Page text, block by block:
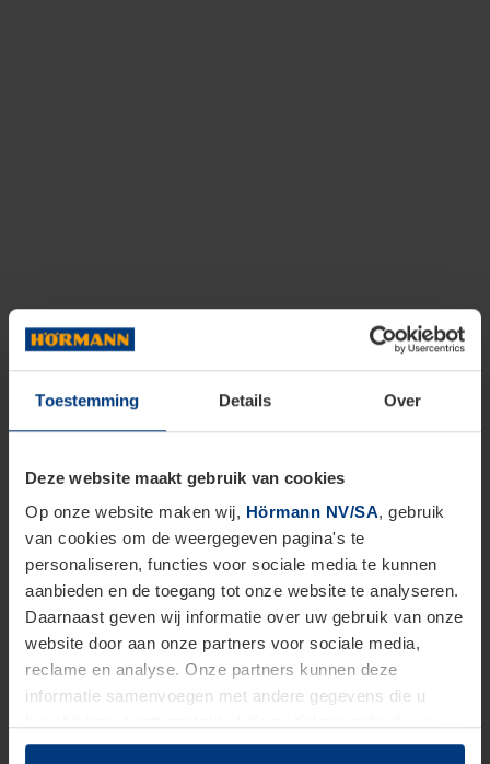
Toestemming Details Over
Deze website maakt gebruik van cookies
Op onze website maken wij, Hörmann NV/SA, gebruik
van cookies om de weergegeven pagina's te
personaliseren, functies voor sociale media te kunnen
aanbieden en de toegang tot onze website te analyseren.
Daarnaast geven wij informatie over uw gebruik van onze
website door aan onze partners voor sociale media,
reclame en analyse. Onze partners kunnen deze
informatie samenvoegen met andere gegevens die u
hun diensten hebben verzameld.